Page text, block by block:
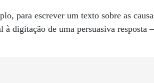
para escrever um texto sobre as
digitação de uma persuasiva resposta